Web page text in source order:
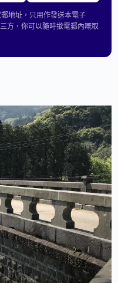
地址，只用作發送本電子
方，你可以隨時撳電郵內嘅取